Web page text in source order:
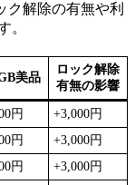
ク解除の有無や利
。
美品
ロック解除
有無の影響
円
+3,000円
円
+3,000円
円
+3,000円